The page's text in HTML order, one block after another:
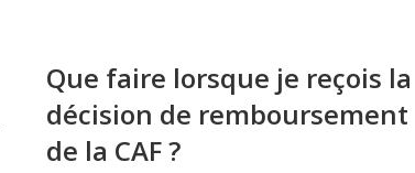
Que faire lorsque je reçois la
décision de remboursement
de la CAF ?